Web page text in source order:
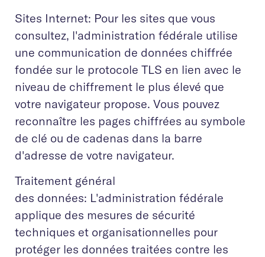
Sites Internet: Pour les sites que vous
consultez, l'administration fédérale utilise
une communication de données chiffrée
fondée sur le protocole TLS en lien avec le
niveau de chiffrement le plus élevé que
votre navigateur propose. Vous pouvez
reconnaître les pages chiffrées au symbole
de clé ou de cadenas dans la barre
d'adresse de votre navigateur.
Traitement général
des données: L'administration fédérale
applique des mesures de sécurité
techniques et organisationnelles pour
protéger les données traitées contre les